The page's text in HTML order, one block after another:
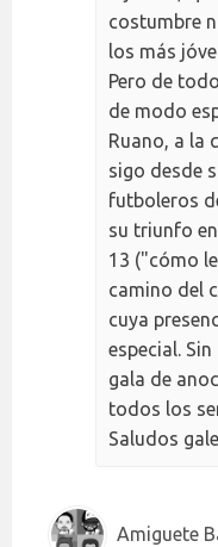
costumbre
los más
Pero de
de modo
Ruano, a la
sigo desde
futboleros
su triunfo
13 ("cómo
camino del
cuya
especial.
gala de
todos los
Saludos
Amiguete